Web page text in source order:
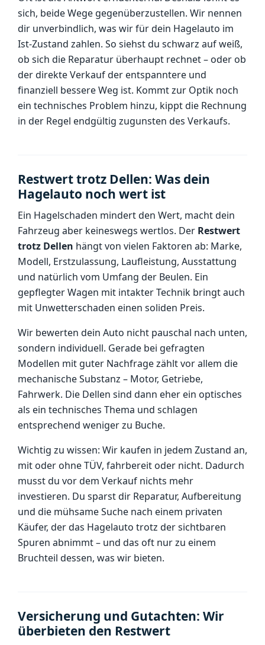
sich, beide Wege gegenüberzustellen. Wir nennen
dir unverbindlich, was wir für dein Hagelauto im
Ist-Zustand zahlen. So siehst du schwarz auf weiß,
ob sich die Reparatur überhaupt rechnet – oder ob
der direkte Verkauf der entspanntere und
finanziell bessere Weg ist. Kommt zur Optik noch
ein technisches Problem hinzu, kippt die Rechnung
in der Regel endgültig zugunsten des Verkaufs.
Restwert trotz Dellen: Was dein
Hagelauto noch wert ist
Ein Hagelschaden mindert den Wert, macht dein
Fahrzeug aber keineswegs wertlos. Der Restwert
trotz Dellen hängt von vielen Faktoren ab: Marke,
Modell, Erstzulassung, Laufleistung, Ausstattung
und natürlich vom Umfang der Beulen. Ein
gepflegter Wagen mit intakter Technik bringt auch
mit Unwetterschaden einen soliden Preis.
Wir bewerten dein Auto nicht pauschal nach unten,
sondern individuell. Gerade bei gefragten
Modellen mit guter Nachfrage zählt vor allem die
mechanische Substanz – Motor, Getriebe,
Fahrwerk. Die Dellen sind dann eher ein optisches
als ein technisches Thema und schlagen
entsprechend weniger zu Buche.
Wichtig zu wissen: Wir kaufen in jedem Zustand an,
mit oder ohne TÜV, fahrbereit oder nicht. Dadurch
musst du vor dem Verkauf nichts mehr
investieren. Du sparst dir Reparatur, Aufbereitung
und die mühsame Suche nach einem privaten
Käufer, der das Hagelauto trotz der sichtbaren
Spuren abnimmt – und das oft nur zu einem
Bruchteil dessen, was wir bieten.
Versicherung und Gutachten: Wir
überbieten den Restwert